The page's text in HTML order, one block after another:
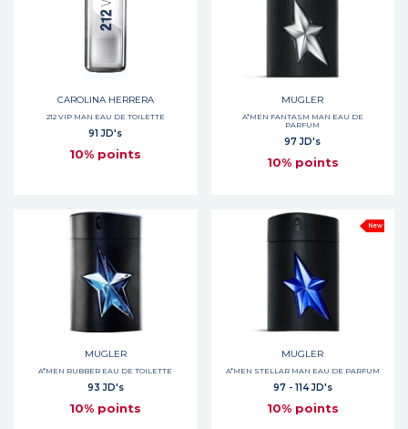
CAROLINA HERRERA
212 VIP MAN EAU DE TOILETTE
91 JD's
10% points
MUGLER
A*MEN FANTASM MAN EAU DE
PARFUM
97 JD's
10% points
MUGLER
A*MEN RUBBER EAU DE TOILETTE
93 JD's
10% points
New
MUGLER
A*MEN STELLAR MAN EAU DE PARFUM
97 - 114 JD's
10% points